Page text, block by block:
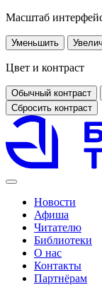
Масштаб
Уменьшить
Цвет и контраст
Обычный контраст
Сбросить контраст
Новости
Афиша
Читателю
Библиотеки
О нас
Контакты
Партнёрам